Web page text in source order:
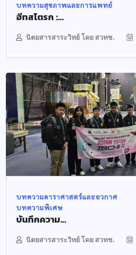
บทความสุขภาพและการแพทย์
ฮีทสโตรก :...
นิตยสารสาระวิทย์ โดย สวทช.
บทความดาราศาสตร์และอวกาศ
บทความพิเศษ
บันทึกความ...
นิตยสารสาระวิทย์ โดย สวทช.